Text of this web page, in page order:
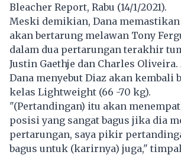
Bleacher Report, Rabu (14/1/2021).
Meski demikian, Dana
akan bertarung melawan Tony
dalam dua pertarungan terakhir
Justin Gaethje dan Charles
Dana menyebut Diaz akan kembali
kelas Lightweight (66 -70 kg).
"(Pertandingan) itu akan
posisi yang sangat bagus jika dia
pertarungan, saya pikir
bagus untuk (karirnya) juga,"